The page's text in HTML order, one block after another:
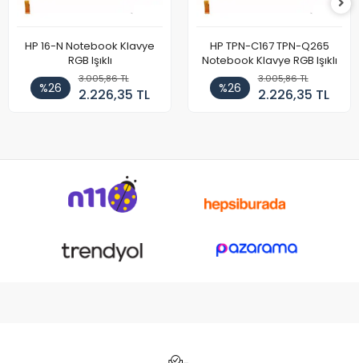
HP 16-N Notebook Klavye
RGB Işıklı
%26
3.005,86 TL
2.226,35 TL
HP TPN-C167 TPN-Q265
Notebook Klavye RGB Işıklı
%26
3.005,86 TL
2.226,35 TL